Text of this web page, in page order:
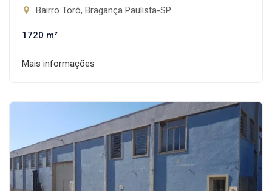
Bairro Toró, Bragança Paulista-SP
1720 m²
Mais informações